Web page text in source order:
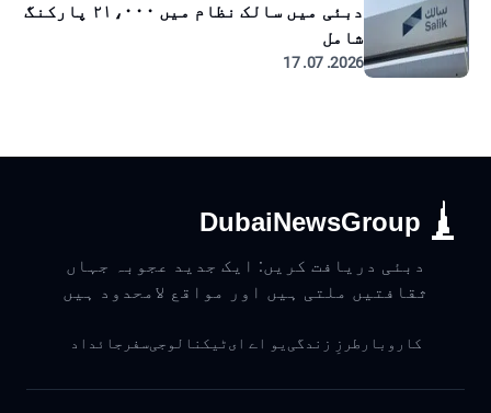
دبئی میں سالک نظام میں ۲۱،۰۰۰ پارکنگ
شامل
2026. 07. 17
DubaiNewsGroup
دبئی دریافت کریں: ایک جدید عجوبہ جہاں
ثقافتیں ملتی ہیں اور مواقع لامحدود ہیں
کاروبار طرزِ زندگی یو اے ایٹیکنالوجیسفر جائداد